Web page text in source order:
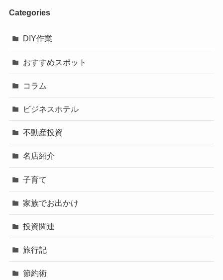
Categories
DIY作業
おすすめスポット
コラム
ビジネスホテル
不動産投資
名店紹介
子育て
家族でお出かけ
投資関連
旅行記
節約術